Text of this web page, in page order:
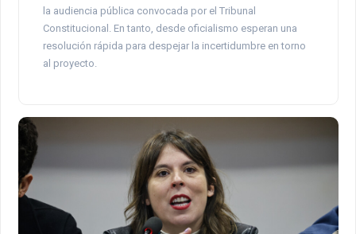
la audiencia pública convocada por el Tribunal
Constitucional. En tanto, desde oficialismo esperan una
resolución rápida para despejar la incertidumbre en torno
al proyecto.